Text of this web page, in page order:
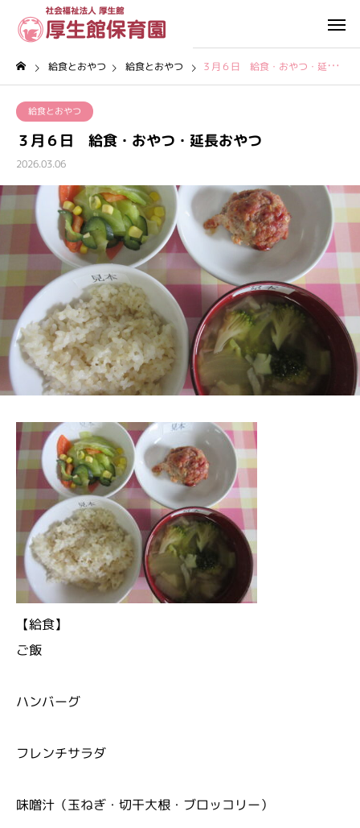
給食とおやつ 給食とおやつ ３月６日 給食・おやつ・延長おやつ
給食とおやつ
３月６日 給食・おやつ・延長おやつ
2026.03.06
【給食】
ご飯
ハンバーグ
フレンチサラダ
味噌汁（玉ねぎ・切干大根・ブロッコリー）